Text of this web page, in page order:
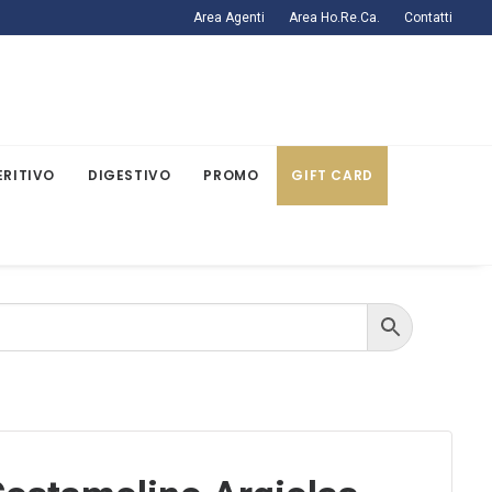
Area Agenti Area Ho.Re.Ca. Contatti
DIGESTIVO PROMO GIFT CARD